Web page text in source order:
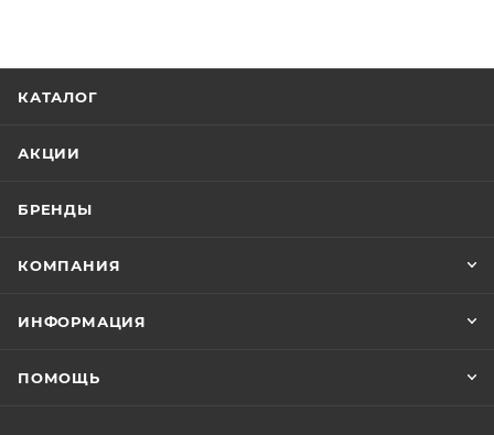
КАТАЛОГ
АКЦИИ
БРЕНДЫ
КОМПАНИЯ
ИНФОРМАЦИЯ
ПОМОЩЬ